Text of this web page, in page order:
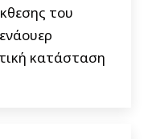
του
κατάσταση